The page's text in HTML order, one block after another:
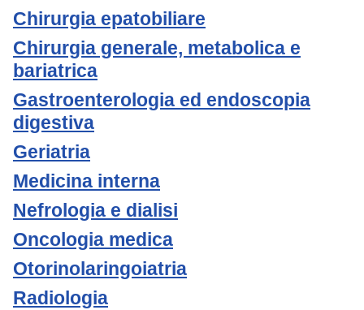
Chirurgia epatobiliare
Chirurgia generale, metabolica e
bariatrica
Gastroenterologia ed endoscopia
digestiva
Geriatria
Medicina interna
Nefrologia e dialisi
Oncologia medica
Otorinolaringoiatria
Radiologia